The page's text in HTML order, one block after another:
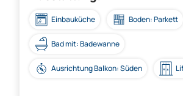
Einbauküche Boden: Parkett
Bad mit: Badewanne
Ausrichtung Balkon: Süden